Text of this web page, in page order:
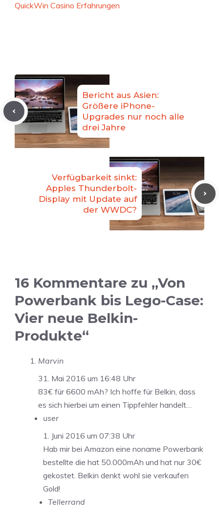
QuickWin Casino Erfahrungen
Bericht aus Asien:
Größere iPhone-
Upgrades nur noch alle
drei Jahre
Verfügbarkeit sinkt:
Apples Thunderbolt-
Display mit Update auf
der WWDC?
16 Kommentare zu „Von
Powerbank bis Lego-Case:
Vier neue Belkin-
Produkte“
Marvin
31. Mai 2016 um 16:48 Uhr
83€ für 6600 mAh? Ich hoffe für Belkin, dass
es sich hierbei um einen Tippfehler handelt…
user
1. Juni 2016 um 07:38 Uhr
Hab mir bei Amazon eine noname Powerbank
bestellte die hat 50.000mAh und hat nur 30€
gekostet. Belkin denkt wohl sie verkaufen
Gold!
Tellerrand